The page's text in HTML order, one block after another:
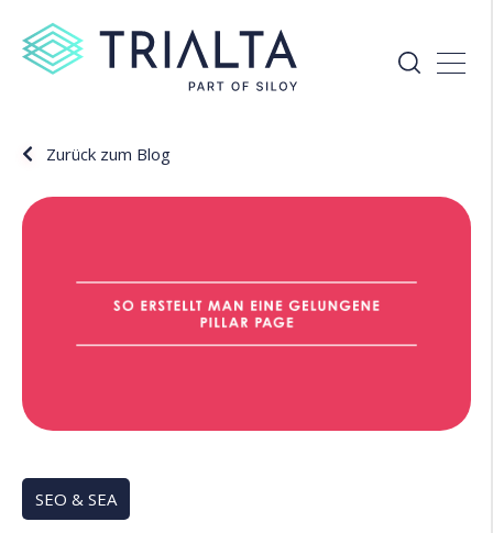
Zurück zum Blog
SEO & SEA